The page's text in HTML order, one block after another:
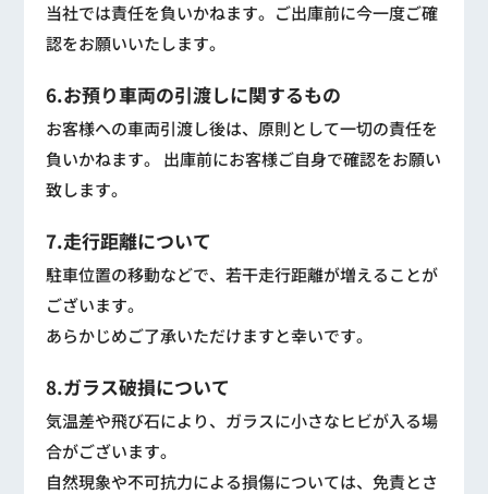
当社では責任を負いかねます。ご出庫前に今一度ご確
認をお願いいたします。
6.お預り車両の引渡しに関するもの
お客様への車両引渡し後は、原則として一切の責任を
負いかねます。 出庫前にお客様ご自身で確認をお願い
致します。
7.走行距離について
駐車位置の移動などで、若干走行距離が増えることが
ございます。
あらかじめご了承いただけますと幸いです。
8.ガラス破損について
気温差や飛び石により、ガラスに小さなヒビが入る場
合がございます。
自然現象や不可抗力による損傷については、免責とさ